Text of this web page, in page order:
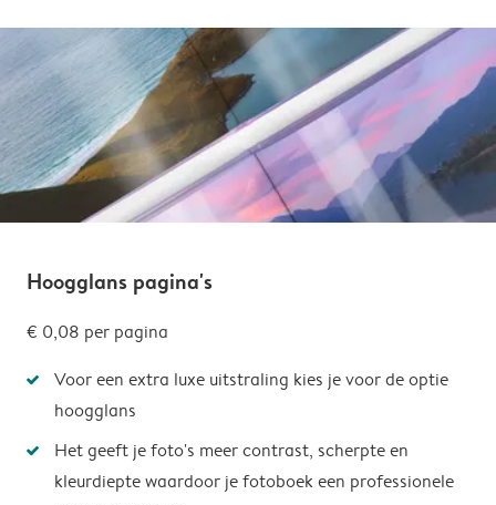
Hoogglans pagina's
€ 0,08 per pagina
Voor een extra luxe uitstraling kies je voor de optie
hoogglans
Het geeft je foto's meer contrast, scherpte en
kleurdiepte waardoor je fotoboek een professionele